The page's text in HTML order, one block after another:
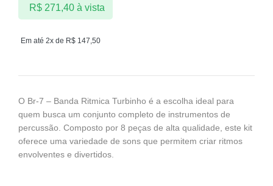
Em até 2x de R$ 147,50
R$271,40 à vista
O Br-7 – Banda Ritmica Turbinho é a escolha ideal para
quem busca um conjunto completo de instrumentos de
percussão. Composto por 8 peças de alta qualidade, este kit
oferece uma variedade de sons que permitem criar ritmos
envolventes e divertidos.